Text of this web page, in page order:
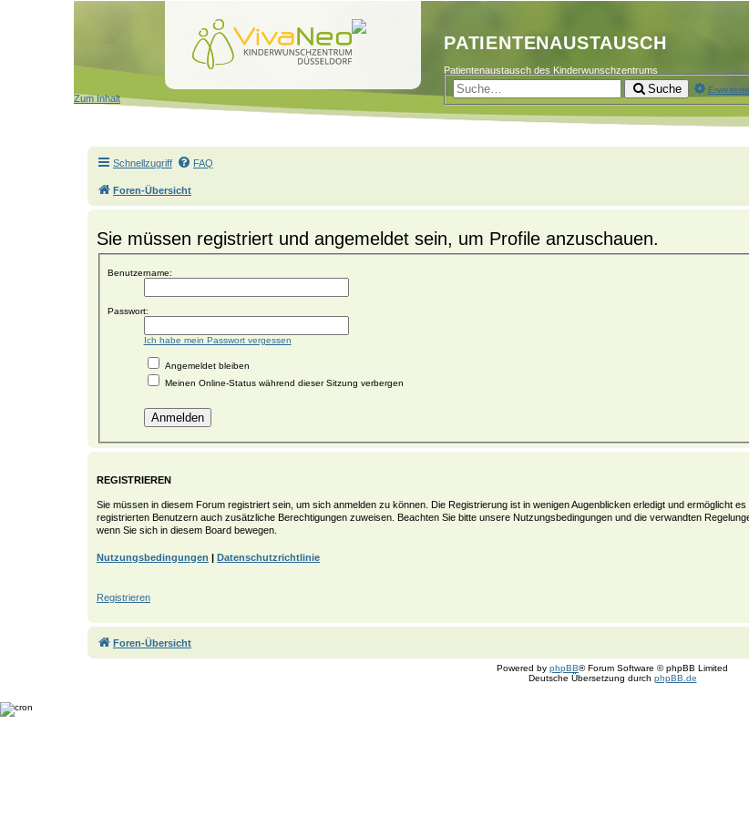
PATIENTENAUSTAUSCH
Patientenaustausch des Kinderwunschzentrums
Zum Inhalt
Suche
Schnellzugriff FAQ
Foren-Übersicht
Sie müssen registriert und angemeldet sein, um Profile anzuschauen.
Benutzername:
Passwort:
Ich habe mein Passwort vergessen
Angemeldet bleiben
Meinen Online-Status während dieser Sitzung verbergen
REGISTRIEREN
Sie müssen in diesem Forum registriert sein, um sich anmelden zu können. Die Registrierung ist in wenigen Augenblicken erledigt und ermöglicht
registrierten Benutzern auch zusätzliche Berechtigungen zuweisen. Beachten Sie bitte unsere Nutzungsbedingungen und die verwandten
wenn Sie sich in diesem Board bewegen.
Nutzungsbedingungen Datenschutzrichtlinie
Registrieren
Foren-Übersicht
Powered by phpBB® Forum Software © phpBB Limited
Deutsche Übersetzung durch phpBB.de